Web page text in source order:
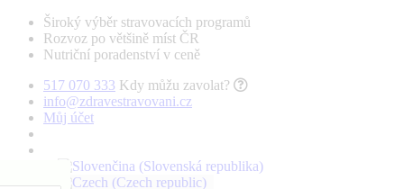
Široký výběr stravovacích programů
Rozvoz po většině míst ČR
Nutriční poradenství v ceně
517 070 333 Kdy můžu zavolat?
info@zdravestravovani.cz
Můj účet